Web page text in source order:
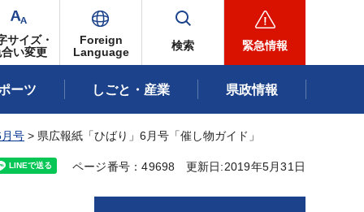
サイズ・
い変更
Foreign
Language
検索 緊急情報
ーツ しごと・産業 県政情報
号 > 県広報紙「ひばり」6月号「催し物ガイド」
ページ番号：49698 更新日:2019年5月31日